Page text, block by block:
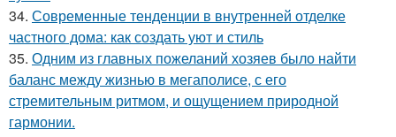
34. Современные тенденции в внутренней отделке
частного дома: как создать уют и стиль
35. Одним из главных пожеланий хозяев было найти
баланс между жизнью в мегаполисе, с его
стремительным ритмом, и ощущением природной
гармонии.